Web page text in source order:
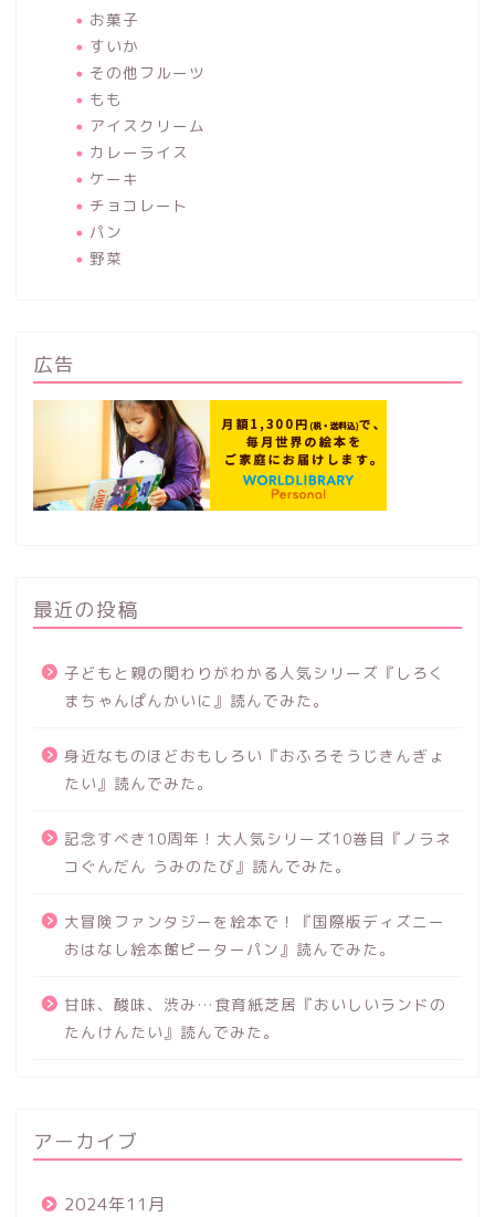
お菓子
すいか
その他フルーツ
もも
アイスクリーム
カレーライス
ケーキ
チョコレート
パン
野菜
広告
最近の投稿
子どもと親の関わりがわかる人気シリーズ『しろく
まちゃんぱんかいに』読んでみた。
身近なものほどおもしろい『おふろそうじきんぎょ
たい』読んでみた。
記念すべき10周年！大人気シリーズ10巻目『ノラネ
コぐんだん うみのたび』読んでみた。
大冒険ファンタジーを絵本で！『国際版ディズニー
おはなし絵本館ピーターパン』読んでみた。
甘味、酸味、渋み…食育紙芝居『おいしいランドの
たんけんたい』読んでみた。
アーカイブ
2024年11月